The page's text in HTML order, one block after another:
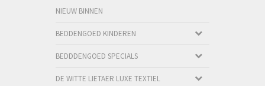
NIEUW BINNEN
BEDDENGOED KINDEREN
BEDDDENGOED SPECIALS
DE WITTE LIETAER LUXE TEXTIEL